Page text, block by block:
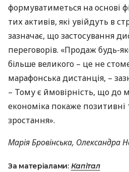
формуватиметься на основі
тих активів, які увійдуть в
зазначає, що застосування
переговорів. «Продаж будь-
більше великого – це не
марафонська дистанція, –
– Тому є ймовірність, що до
економіка покаже позитивні
зростання».
Марія Бровінська, Олександра
За матеріалами: Капітал